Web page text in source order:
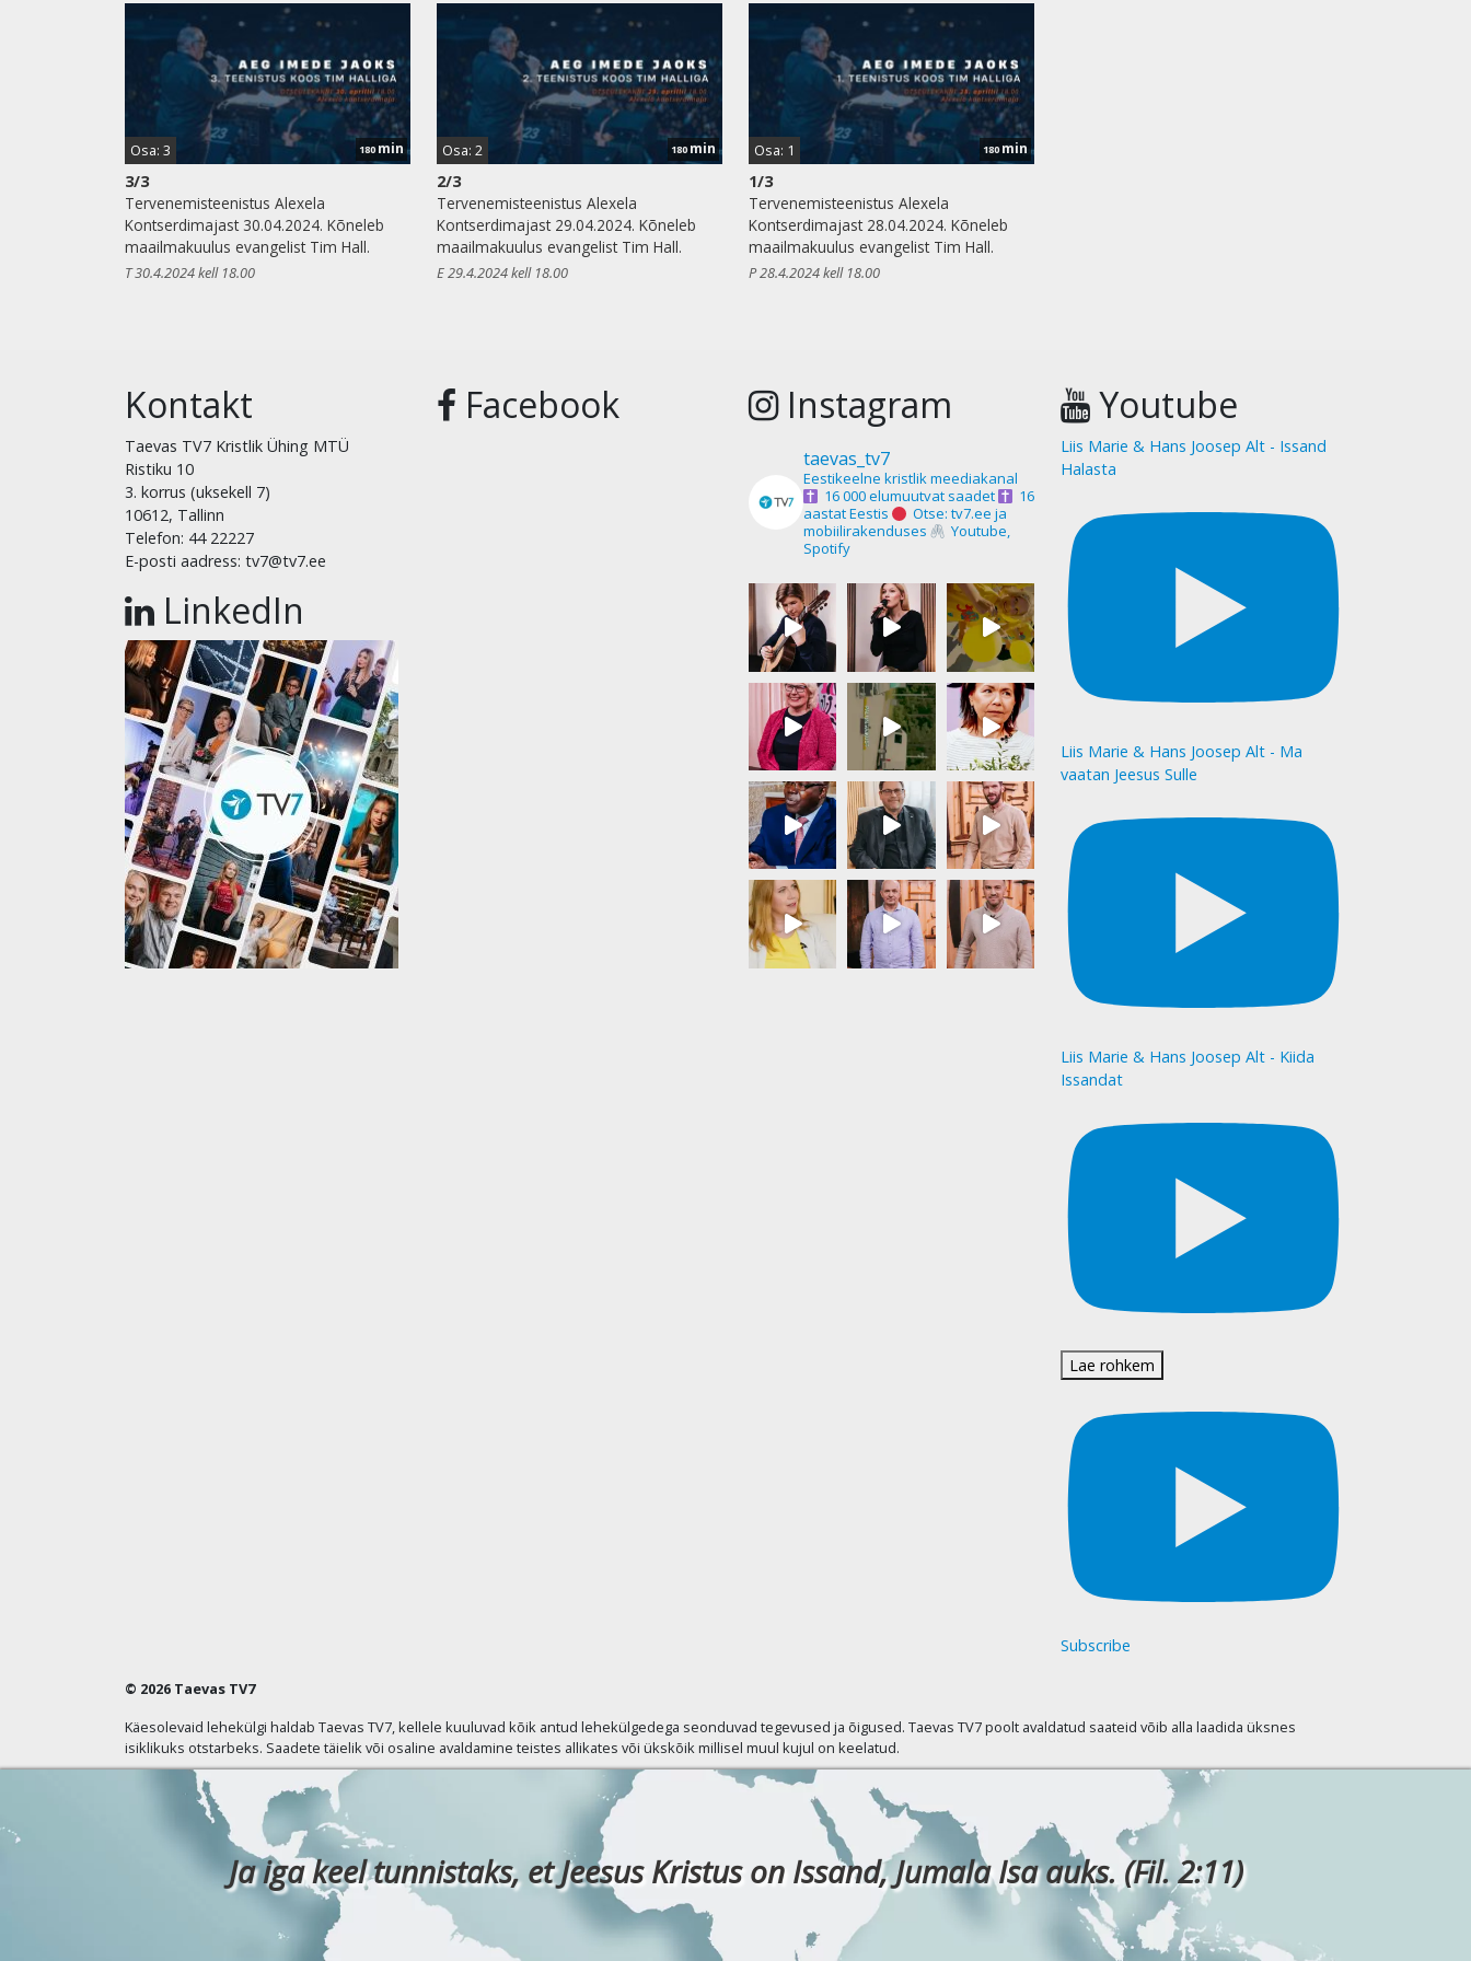
Osa: 3 180 min
3/3
Tervenemisteenistus Alexela
Kontserdimajast 30.04.2024. Kõneleb
maailmakuulus evangelist Tim Hall.
T 30.4.2024 kell 18.00
Osa: 2 180 min
2/3
Tervenemisteenistus Alexela
Kontserdimajast 29.04.2024. Kõneleb
maailmakuulus evangelist Tim Hall.
E 29.4.2024 kell 18.00
Osa: 1 180 min
1/3
Tervenemisteenistus Alexela
Kontserdimajast 28.04.2024. Kõneleb
maailmakuulus evangelist Tim Hall.
P 28.4.2024 kell 18.00
Kontakt
Taevas TV7 Kristlik Ühing MTÜ
Ristiku 10
3. korrus (uksekell 7)
10612, Tallinn
Telefon: 44 22227
E-posti aadress: tv7@tv7.ee
LinkedIn
Facebook Instagram
taevas_tv7
Eestikeelne kristlik meediakanal
16 000 elumuutvat saadet
16
aastat Eestis
Otse: tv7.ee ja
mobiilirakenduses
Youtube,
Spotify
Youtube
Liis Marie & Hans Joosep Alt - Issand
Halasta
Liis Marie & Hans Joosep Alt - Ma
vaatan Jeesus Sulle
Liis Marie & Hans Joosep Alt - Kiida
Issandat
Lae rohkem
Subscribe
© 2026 Taevas TV7
Käesolevaid lehekülgi haldab Taevas TV7, kellele kuuluvad kõik antud lehekülgedega seonduvad tegevused ja õigused. Taevas TV7 poolt avaldatud saateid võib alla laadida üksnes
isiklikuks otstarbeks. Saadete täielik või osaline avaldamine teistes allikates või ükskõik millisel muul kujul on keelatud.
Ja iga keel tunnistaks, et Jeesus Kristus on Issand, Jumala Isa auks. (Fil. 2:11)